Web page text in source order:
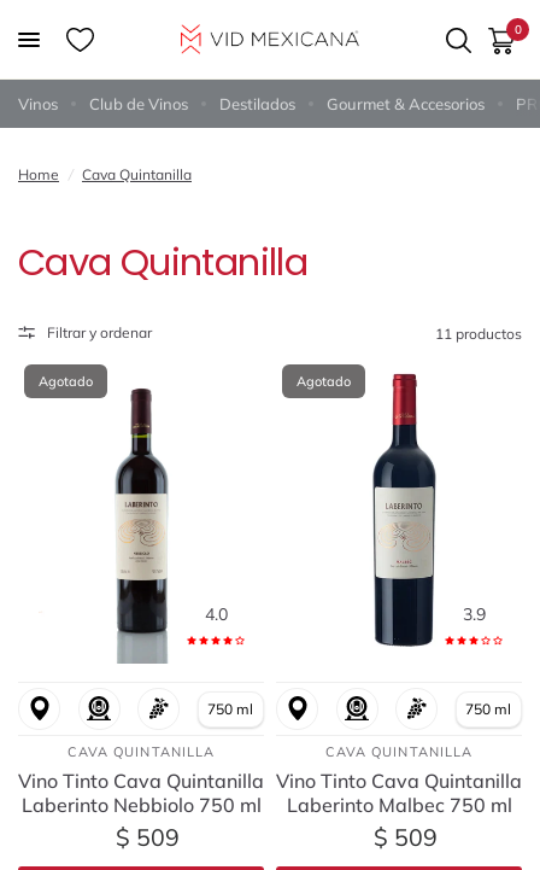
0
Vinos Club de Vinos Destilados Gourmet & Accesorios
Home / Cava Quintanilla
Cava Quintanilla
Filtrar y ordenar 11 productos
Agotado
4.0
750 ml
CAVA QUINTANILLA
Vino Tinto Cava Quintanilla
Laberinto Nebbiolo 750 ml
$ 509
Agotado
3.9
750 ml
CAVA QUINTANILLA
Vino Tinto Cava Quintanilla
Laberinto Malbec 750 ml
$ 509